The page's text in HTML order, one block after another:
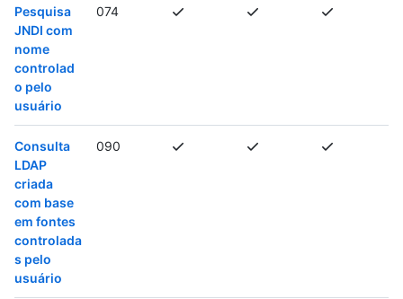
Pesquisa
JNDI com
nome
controlad
o pelo
usuário
074
Consulta
LDAP
criada
com base
em fontes
controlada
s pelo
usuário
090